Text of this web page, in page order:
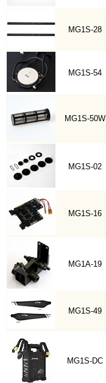
MG1S-28
MG1S-54
MG1S-50W
MG1S-02
MG1S-16
MG1A-19
MG1S-49
MG1S-DC